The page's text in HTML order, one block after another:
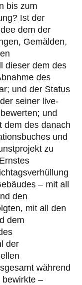
bis zum
Ist der
dem der
Gemälden,
dieser dem des
des
und der Status
seiner live-
und
dem des danach
und
zu
– mit all
den
mit all den
dem
der
während
bewirkte –